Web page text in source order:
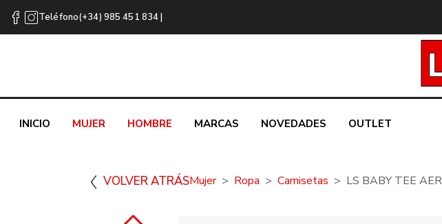
Teléfono(+34) 985 451 834 |
INICIO MUJER HOMBRE MARCAS NOVEDADES OUTLET
VOLVER ATRÁSMujer Ropa Camisetas LS BABY TEE